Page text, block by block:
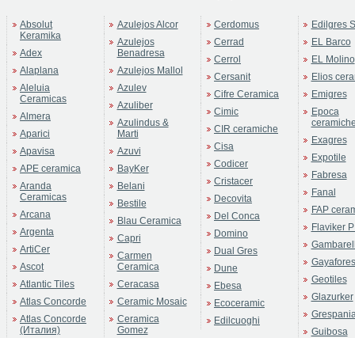
Absolut
Keramika
Adex
Alaplana
Aleluia
Ceramicas
Almera
Aparici
Apavisa
APE ceramica
Aranda
Ceramicas
Arcana
Argenta
ArtiCer
Ascot
Atlantic Tiles
Atlas Concorde
Atlas Concorde
(Италия)
Azulejos Alcor
Azulejos
Benadresa
Azulejos Mallol
Azulev
Azuliber
Azulindus &
Marti
Azuvi
BayKer
Belani
Bestile
Blau Ceramica
Capri
Carmen
Ceramica
Ceracasa
Ceramic Mosaic
Ceramica
Gomez
Cerdomus
Cerrad
Cerrol
Cersanit
Cifre Ceramica
Cimic
CIR ceramiche
Cisa
Codicer
Cristacer
Decovita
Del Conca
Domino
Dual Gres
Dune
Ebesa
Ecoceramic
Edilcuoghi
Edilgres
EL Barco
EL Molino
Elios
Emigres
Epoca
Exagres
Expotile
Fabresa
Fanal
FAP
Flaviker
Gayafores
Geotiles
Glazurker
Guibosa